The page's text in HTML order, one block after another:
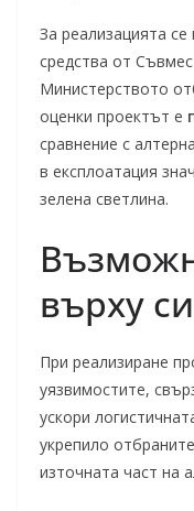
За реализацията
средства от
Министерството
оценки проектът е
сравнение с
в експлоатация
зелена светлина.
върху
При реализиране
уязвимостите,
ускори
укрепило
източната част на